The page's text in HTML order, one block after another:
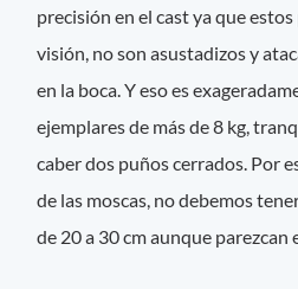
precisión en el cast ya que
visión, no son asustadizos y
en la boca. Y eso es
ejemplares de más de 8 kg,
caber dos puños cerrados. Por
de las moscas, no debemos
de 20 a 30 cm aunque parezcan